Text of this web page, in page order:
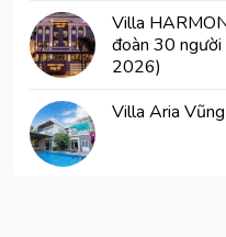
Villa
đoàn 30
2026)
Villa Aria